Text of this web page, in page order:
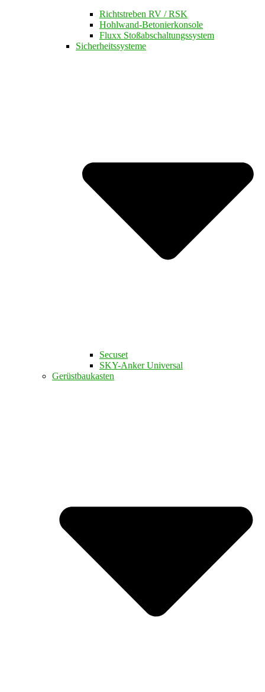
Richtstreben RV / RSK
Hohlwand-Betonierkonsole
Fluxx Stoßabschaltungssystem
Sicherheitssysteme
Secuset
SKY-Anker Universal
Gerüstbaukasten